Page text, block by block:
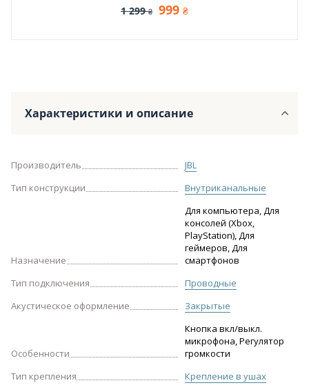
1 299 ₴ 999 ₴
Характеристики и описание
Производитель
JBL
Тип конструкции
Внутриканальные
Назначение
Для компьютера, Для
консолей (Xbox,
PlayStation), Для
геймеров, Для
смартфонов
Тип подключения
Проводные
Акустическое оформление
Закрытые
Особенности
Кнопка вкл/выкл.
микрофона, Регулятор
громкости
Тип крепления
Крепление в ушах